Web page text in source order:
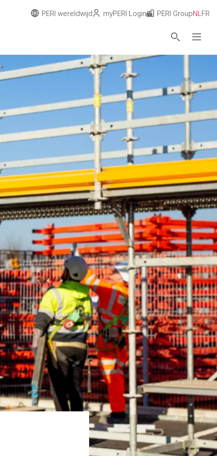
PERI wereldwijd myPERI Login PERI GroupNLFR